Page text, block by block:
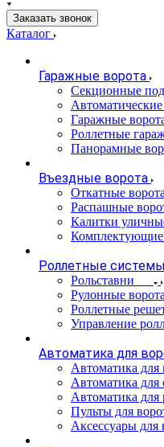
Заказать звонок
Каталог
Гаражные ворота
Секционные
Гаражные
Роллетные
Панорамные
Въездные ворота
Откатные ворота
Распашные
Калитки
Комплектующие
Роллетные системы
Рольставни
Рулонные ворота
Роллетные
Управление
Автоматика для
Автоматика
Автоматика для
Автоматика
Пульты для
Аксессуары для